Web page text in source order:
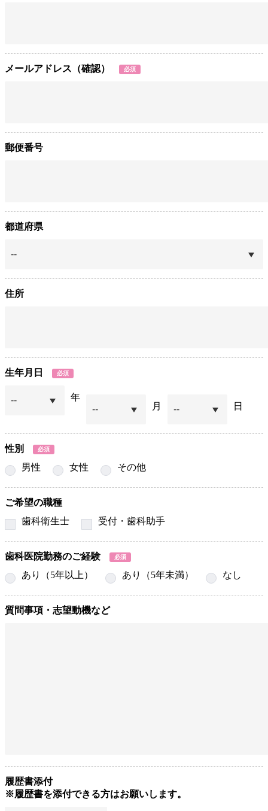
メールアドレス（確認） 必須
郵便番号
都道府県
住所
生年月日 必須
年
月
日
性別 必須
男性 女性 その他
ご希望の職種
歯科衛生士
受付・歯科助手
歯科医院勤務のご経験 必須
あり（5年以上） あり（5年未満） なし
質問事項・志望動機など
履歴書添付
※履歴書を添付できる方はお願いします。